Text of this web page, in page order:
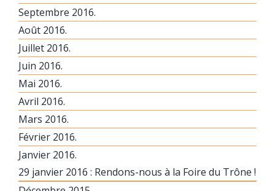
Septembre 2016.
Août 2016.
Juillet 2016.
Juin 2016.
Mai 2016.
Avril 2016.
Mars 2016.
Février 2016.
Janvier 2016.
29 janvier 2016 : Rendons-nous à la Foire du Trône !